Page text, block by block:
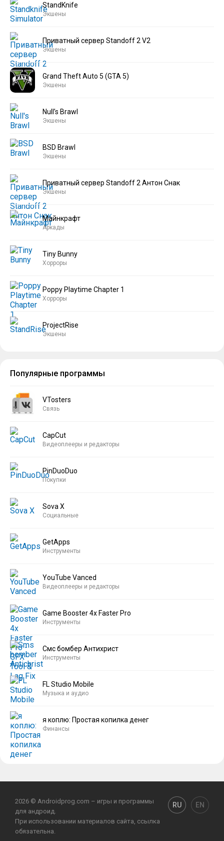
StandKnife
Экшены
Приватный сервер Standoff 2 V2
Экшены
Grand Theft Auto 5 (GTA 5)
Экшены
Null’s Brawl
Экшены
BSD Brawl
Экшены
Приватный сервер Standoff 2 Антон Снак
Экшены
Майнкрафт
Аркады
Tiny Bunny
Хорроры
Poppy Playtime Chapter 1
Хорроры
ProjectRise
Экшены
Популярные программы
VTosters
Связь
CapCut
Видеоплееры и редакторы
PinDuoDuo
Покупки
Sova X
Социальные
GetApps
Инструменты
YouTube Vanced
Видеоплееры и редакторы
Game Booster 4x Faster Pro
Инструменты
Смс бомбер Антихрист
Инструменты
FL Studio Mobile
Музыка и аудио
я коплю: Простая копилка денег
Финансы
2026 © Androidprog.com – игры и программы
для андроид.
При использовании материалов сайта, ссылка
обязательна.
RU EN